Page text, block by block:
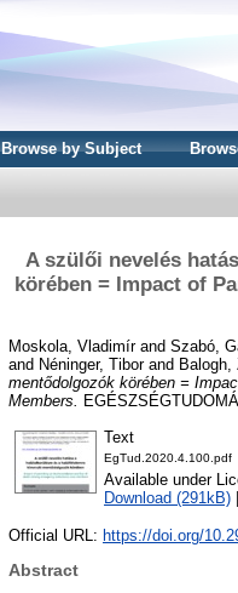
Browse by Subject
A szülői nevelés
körében = Impact of
Moskola, Vladimírand Szabó,
and Néninger, Tiborand Balogh,
mentődolgozók körében =
Members.
Text
EgTud.2020.4.100.pdf
Available under
Download (291kB)
Official URL: https://doi.org/
Abstract